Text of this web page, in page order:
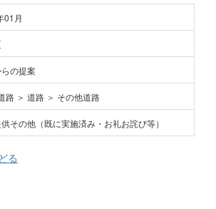
01月
の提案
路 ＞ 道路 ＞ その他道路
その他（既に実施済み・お礼お詫び等）
る